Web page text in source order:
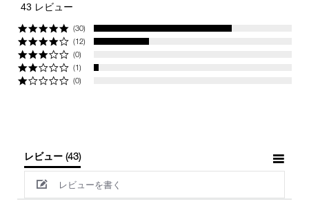
43 レビュー
(30)
(12)
(0)
(1)
(0)
レビュー (43)
レビューを書く